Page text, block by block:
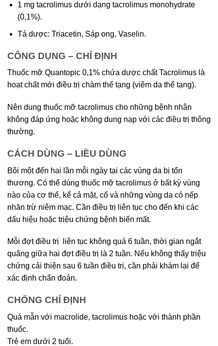
1 mg tacrolimus dưới dạng tacrolimus monohydrate
(0,1%).
Tá dược: Triacetin, Sáp ong, Vaselin.
CÔNG DỤNG – CHỈ ĐỊNH
Thuốc mỡ Quantopic 0,1% chứa dược chất Tacrolimus là
hoạt chất mới điều trị chàm thể tạng (viêm da thể tạng).
Nên dung thuốc mỡ tacrolimus cho những bệnh nhân
không đáp ứng hoặc không dung nạp với các điều trị thông
thường.
CÁCH DÙNG – LIỀU DÙNG
Bôi một đến hai lần mỗi ngày tại các vùng da bị tổn
thương. Có thể dùng thuốc mỡ tacrolimus ở bất kỳ vùng
nào của cơ thể, kể cả mặt, cổ và những vùng da có nếp
nhăn trừ niêm mạc. Cần điều trị liên tục cho đến khi các
dấu hiệu hoặc triệu chứng bệnh biến mất.
Mỗi đợt điều trị liên tục không quá 6 tuần, thời gian ngắt
quãng giữa hai đợt điều trị là 2 tuần. Nếu không thấy triệu
chứng cải thiện sau 6 tuần điều trị, cần phải khám lại để
xác định chẩn đoán.
CHỐNG CHỈ ĐỊNH
Quá mẫn với macrolide, tacrolimus hoặc với thành phần
thuốc.
Trẻ em dưới 2 tuổi.